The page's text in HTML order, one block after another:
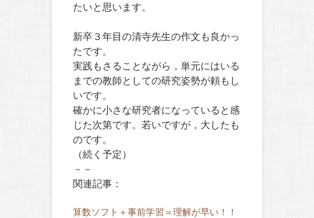
たいと思います。
新卒３年目の清寺先生の作文も良かっ
たです。
実践もさることながら，単元にはいる
までの教師としての研究姿勢が頼もし
いです。
確かに小さな研究者になっていると感
じた次第です。若いですが，大したも
のです。
（続く予定）
－－
関連記事：
算数ソフト＋事前学習＝理解が早い！！